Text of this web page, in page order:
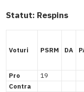
Statut: Respins
Voturi PSRM DA
Pro 19
Contra